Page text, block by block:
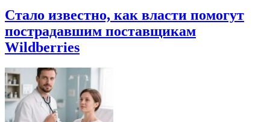
Стало известно, как власти помогут
пострадавшим поставщикам
Wildberries